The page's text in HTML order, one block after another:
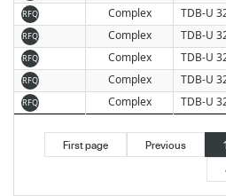
RFQ Complex TDB-U
RFQ Complex TDB-U
RFQ Complex TDB-U
RFQ Complex TDB-U
RFQ Complex TDB-U
First page Previous 1